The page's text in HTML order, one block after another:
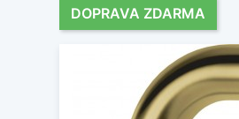
DOPRAVA ZDARMA